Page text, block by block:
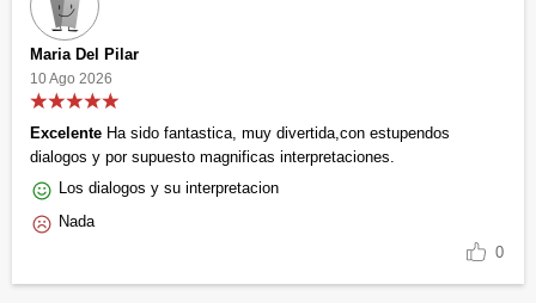
Maria Del Pilar
10 Ago 2026
Excelente Ha sido fantastica, muy divertida,con estupendos
dialogos y por supuesto magnificas interpretaciones.
Los dialogos y su interpretacion
Nada
0